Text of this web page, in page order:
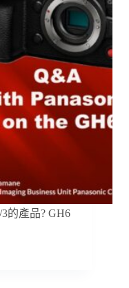
的產品? GH6